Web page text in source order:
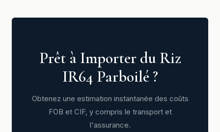
Prêt à Importer du Riz
IR64 Parboilé ?
Obtenez une estimation instantanée des coûts
FOB et CIF, y compris le transport et
l'assurance.